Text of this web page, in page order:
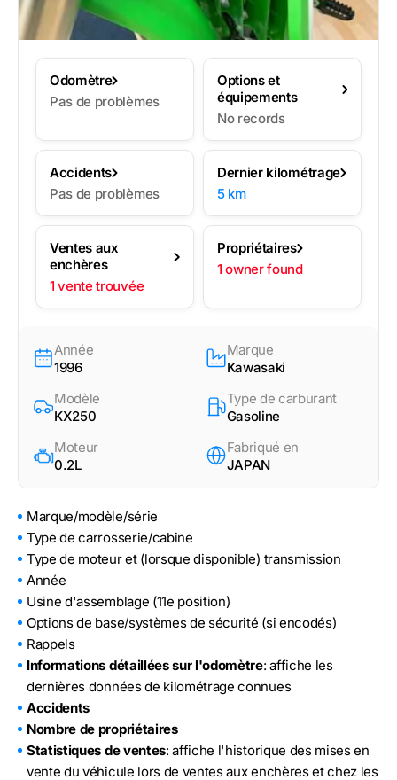
Odomètre
Pas de problèmes
Options et
équipements
No records
Accidents
Pas de problèmes
Dernier kilométrage
5 km
Ventes aux
enchères
1 vente trouvée
Propriétaires
1 owner found
Année
1996
Marque
Kawasaki
Modèle
KX250
Type de carburant
Gasoline
Moteur
0.2L
Fabriqué en
JAPAN
Marque/modèle/série
Type de carrosserie/cabine
Type de moteur et (lorsque disponible) transmission
Année
Usine d'assemblage (11e position)
Options de base/systèmes de sécurité (si encodés)
Rappels
Informations détaillées sur l'odomètre: affiche les
dernières données de kilométrage connues
Accidents
Nombre de propriétaires
Statistiques de ventes: affiche l'historique des mises en
vente du véhicule lors de ventes aux enchères et chez les